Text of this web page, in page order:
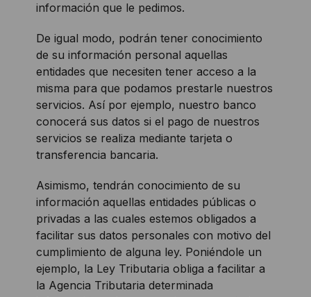
información que le pedimos.
De igual modo, podrán tener conocimiento
de su información personal aquellas
entidades que necesiten tener acceso a la
misma para que podamos prestarle nuestros
servicios. Así por ejemplo, nuestro banco
conocerá sus datos si el pago de nuestros
servicios se realiza mediante tarjeta o
transferencia bancaria.
Asimismo, tendrán conocimiento de su
información aquellas entidades públicas o
privadas a las cuales estemos obligados a
facilitar sus datos personales con motivo del
cumplimiento de alguna ley. Poniéndole un
ejemplo, la Ley Tributaria obliga a facilitar a
la Agencia Tributaria determinada